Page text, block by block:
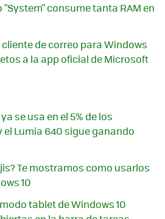
"System" consume tanta RAM en
de correo para Windows
a la app oficial de Microsoft
se usa en el 5% de los
el Lumia 640 sigue ganando
Te mostramos como usarlos
10
tablet de Windows 10